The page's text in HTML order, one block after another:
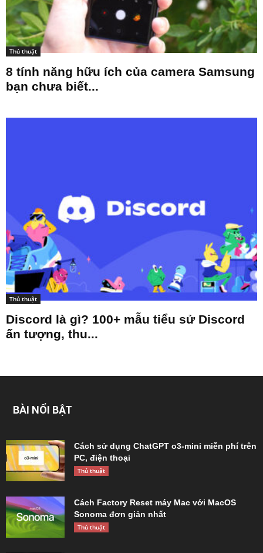
Thủ thuật
8 tính năng hữu ích của camera Samsung
bạn chưa biết...
Thủ thuật
Discord là gì? 100+ mẫu tiểu sử Discord
ấn tượng, thu...
BÀI NỔI BẬT
Cách sử dụng ChatGPT o3-mini miễn phí trên
PC, điện thoại
Thủ thuật
Cách Factory Reset máy Mac với MacOS
Sonoma đơn giản nhất
Thủ thuật